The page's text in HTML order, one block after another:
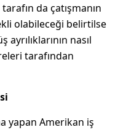
da çatışmanın
olabileceği belirtilse
nasıl
tarafından
yapan Amerikan iş